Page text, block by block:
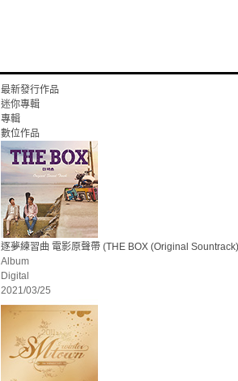
最新發行作品
迷你專輯
專輯
數位作品
逐夢練習曲 電影原聲帶 (THE BOX (Original
Album
Digital
2021/03/25